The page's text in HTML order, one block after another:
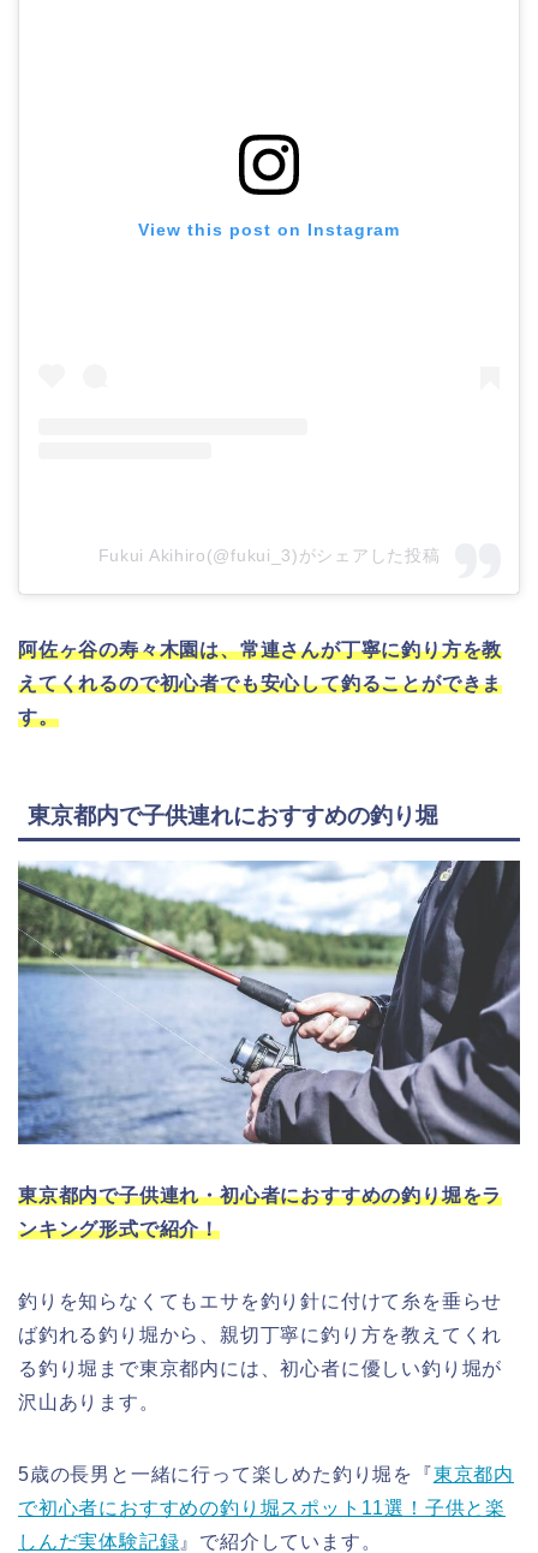
View this post on Instagram
Fukui Akihiro(@fukui_3)がシェアした投稿
阿佐ヶ谷の寿々木園は、常連さんが丁寧に釣り方を教
えてくれるので初心者でも安心して釣ることができま
す。
東京都内で子供連れにおすすめの釣り堀
東京都内で子供連れ・初心者におすすめの釣り堀をラ
ンキング形式で紹介！
釣りを知らなくてもエサを釣り針に付けて糸を垂らせ
ば釣れる釣り堀から、親切丁寧に釣り方を教えてくれ
る釣り堀まで東京都内には、初心者に優しい釣り堀が
沢山あります。
5歳の長男と一緒に行って楽しめた釣り堀を『東京都内
で初心者におすすめの釣り堀スポット11選！子供と楽
しんだ実体験記録 』で紹介しています。